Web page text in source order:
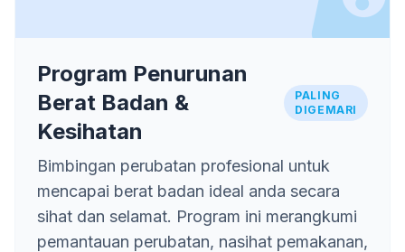
Program Penurunan
Berat Badan &
Kesihatan
PALING
DIGEMARI
Bimbingan perubatan profesional untuk
mencapai berat badan ideal anda secara
sihat dan selamat. Program ini merangkumi
pemantauan perubatan, nasihat pemakanan,